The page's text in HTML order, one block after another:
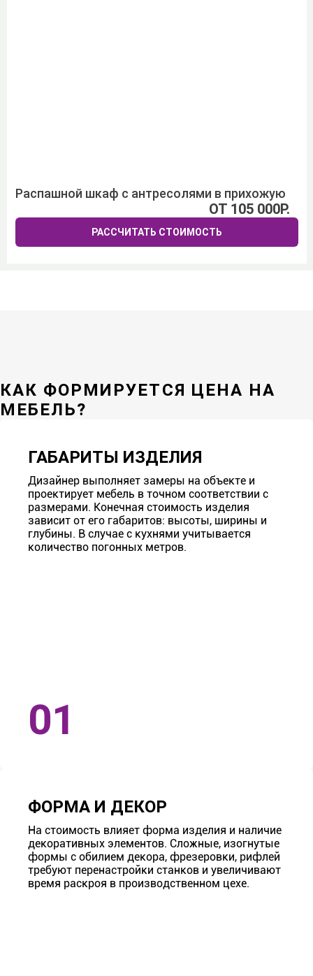
Распашной шкаф с антресолями в прихожую
ОТ 105 000Р.
РАССЧИТАТЬ СТОИМОСТЬ
КАК ФОРМИРУЕТСЯ ЦЕНА НА
МЕБЕЛЬ?
ГАБАРИТЫ ИЗДЕЛИЯ
Дизайнер выполняет замеры на объекте и
проектирует мебель в точном соответствии с
размерами. Конечная стоимость изделия
зависит от его габаритов: высоты, ширины и
глубины. В случае с кухнями учитывается
количество погонных метров.
ФОРМА И ДЕКОР
На стоимость влияет форма изделия и наличие
декоративных элементов. Сложные, изогнутые
формы с обилием декора, фрезеровки, рифлей
требуют перенастройки станков и увеличивают
время раскроя в производственном цехе.